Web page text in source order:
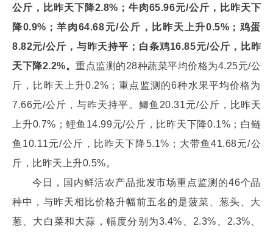
公斤，比昨天下降2.8%；牛肉65.96元/公斤，比昨天下
降0.9%；羊肉64.68元/公斤，比昨天上升0.5%；鸡蛋
8.82元/公斤，与昨天持平；白条鸡16.85元/公斤，比昨
天下降2.2%。 重点监测的28种蔬菜平均价格为4.25元/公
斤，比昨天上升0.2%；重点监测的6种水果平均价格为
7.66元/公斤，与昨天持平。鲫鱼20.31元/公斤，比昨天
上升0.7%；鲤鱼14.99元/公斤，比昨天下降0.1%；白鲢
鱼10.11元/公斤，比昨天下降5.1%；大带鱼41.68元/公
斤，比昨天上升0.5%。
今日，国内鲜活农产品批发市场重点监测的46个品
种中，与昨天相比价格升幅前五名的是菠菜、葱头、大
葱、大白菜和大蒜，幅度分别为3.4%、2.3%、2.3%、